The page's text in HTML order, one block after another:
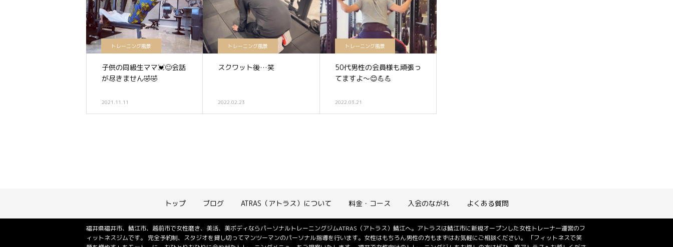
トレーニング風景
子供の同級生ママ💓😊会話
が尽きません🤣🤣
2021.11.11
トレーニング風景
スクワット後…笑
2022.02.23
トレーニング風景
50代男性の会員様も頑張っ
てますよ〜😊💪💪
2022.03.21
トップ ブログ ATRAS（アトラス）について 料金・コース 入会のながれ よくある質問
福井県福井市、鯖江市、越前市で女性磨き、美活、美ボディならパーソナルトレーニングジムATRAS（アトラス）鯖江へ。アトラスは鯖江市に新規オープンした女性トレーナー運営のフ
ィットネスジムです。 完全予約制、スタジオを貸し切ってマンツーマンのパーソナル指導を行います。女性はもちろん男性の方もまずはお気軽にご相談ください。 「フィットネスで笑